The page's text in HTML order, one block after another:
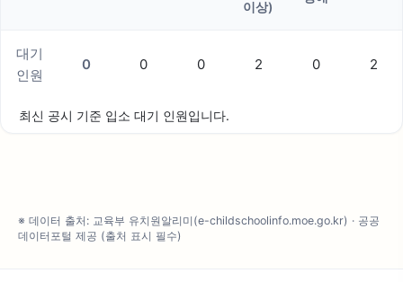
이상)
대기
인원
0 0 0 2 0 2
최신 공시 기준 입소 대기 인원입니다.
※ 데이터 출처: 교육부 유치원알리미(e-childschoolinfo.moe.go.kr) · 공공
데이터포털 제공 (출처 표시 필수)